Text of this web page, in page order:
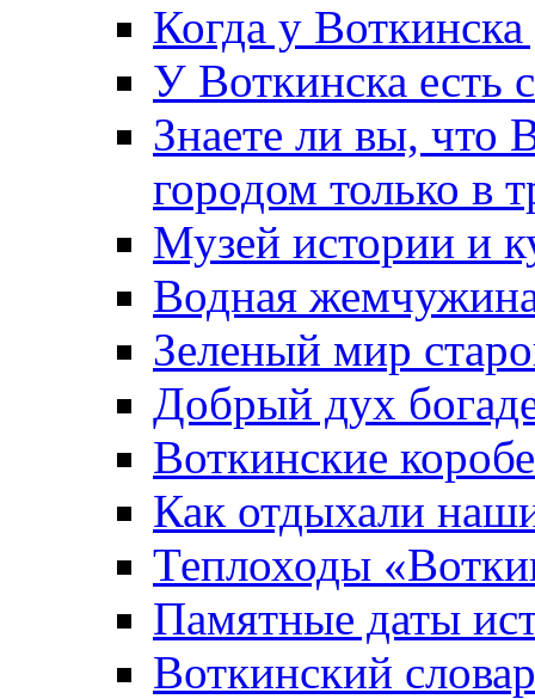
Когда у
У Воткинска есть
Знаете ли вы, что
городом только в
Музей истории и
Водная
Зеленый мир
Добрый дух
Воткинские
Как отдыхали
Теплоходы
Памятные даты
Воткинский